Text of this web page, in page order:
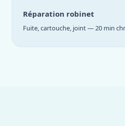
Réparation robinet
Fuite, cartouche, joint — 20 min